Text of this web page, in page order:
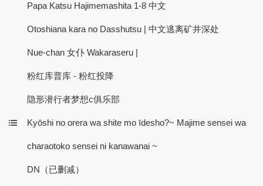
Papa Katsu Hajimemashita 1-8 中文
Otoshiana kara no Dasshutsu | 中文逃离矿井深处
Nue-chan 女仆 Wakaraseru |
粉红库普库 - 粉红投降
隐形潜行者梦想c俱乐部
Kyōshi no orera wa shite mo īdesho?~ Majime sensei wa
charaotoko sensei ni kanawanai ~
DN（已删减）